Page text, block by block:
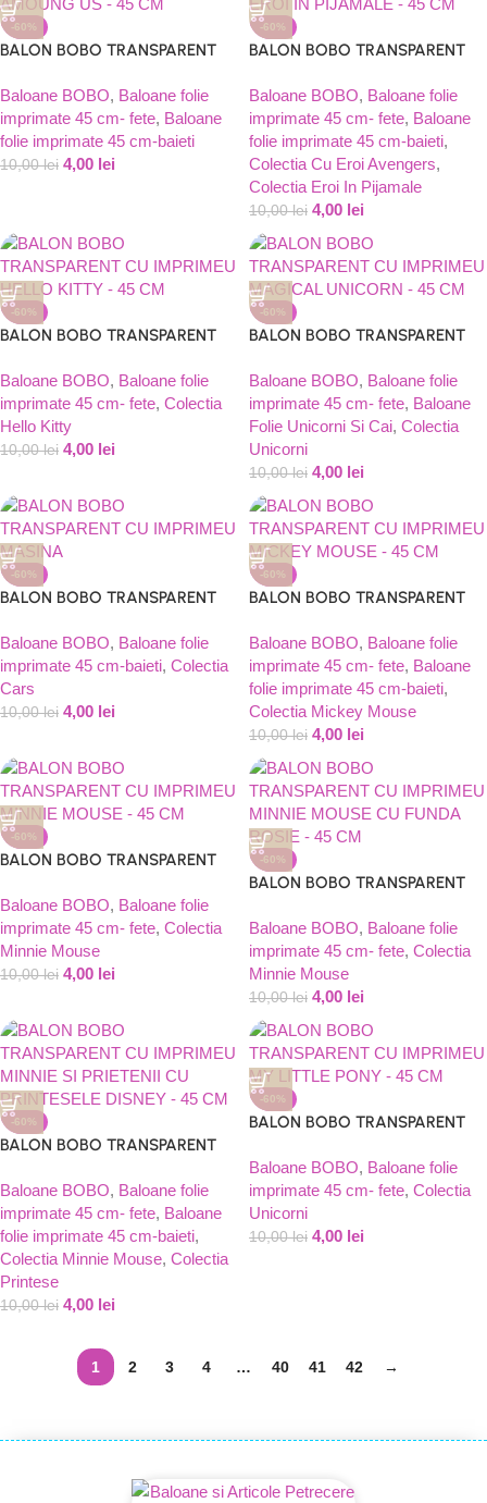
-60%
BALON BOBO TRANSPARENT
CM
Baloane BOBO, Baloane folie
imprimate 45 cm- fete, Baloane
folie imprimate 45 cm-baieti
10,00lei 4,00 lei
-60%
BALON BOBO TRANSPARENT
PIJAMALE – 45 CM
Baloane BOBO, Baloane folie
imprimate 45 cm- fete, Baloane
folie imprimate 45 cm-baieti,
Colectia Cu Eroi Avengers,
Colectia Eroi In Pijamale
10,00lei 4,00 lei
-60%
BALON BOBO TRANSPARENT
45 CM
Baloane BOBO, Baloane folie
imprimate 45 cm- fete, Colectia
Hello Kitty
10,00lei 4,00 lei
-60%
BALON BOBO TRANSPARENT
UNICORN – 45 CM
Baloane BOBO, Baloane folie
imprimate 45 cm- fete, Baloane
Folie Unicorni Si Cai, Colectia
Unicorni
10,00lei 4,00 lei
-60%
BALON BOBO TRANSPARENT
– 45 CM
Baloane BOBO, Baloane folie
imprimate 45 cm-baieti, Colectia
Cars
10,00lei 4,00 lei
-60%
BALON BOBO TRANSPARENT
– 45 CM
Baloane BOBO, Baloane folie
imprimate 45 cm- fete, Baloane
folie imprimate 45 cm-baieti,
Colectia Mickey Mouse
10,00lei 4,00 lei
-60%
BALON BOBO TRANSPARENT
45 CM
Baloane BOBO, Baloane folie
imprimate 45 cm- fete, Colectia
Minnie Mouse
10,00lei 4,00 lei
-60%
BALON BOBO TRANSPARENT
CU FUNDA ROSIE – 45 CM
Baloane BOBO, Baloane folie
imprimate 45 cm- fete, Colectia
Minnie Mouse
10,00lei 4,00 lei
-60%
BALON BOBO TRANSPARENT
PRIETENII CU PRINTESELE
DISNEY – 45 CM
Baloane BOBO, Baloane folie
imprimate 45 cm- fete, Baloane
folie imprimate 45 cm-baieti,
Colectia Minnie Mouse, Colectia
Printese
10,00lei 4,00 lei
-60%
BALON BOBO TRANSPARENT
– 45 CM
Baloane BOBO, Baloane folie
imprimate 45 cm- fete, Colectia
Unicorni
10,00lei 4,00 lei
1 2 3 4 … 40 41 42 →